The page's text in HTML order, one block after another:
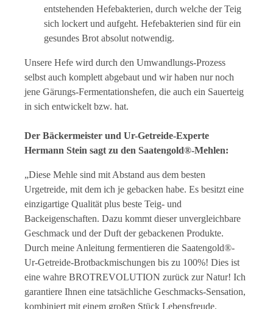
entstehenden Hefebakterien, durch welche der Teig
sich lockert und aufgeht. Hefebakterien sind für ein
gesundes Brot absolut notwendig.
Unsere Hefe wird durch den Umwandlungs-Prozess
selbst auch komplett abgebaut und wir haben nur noch
jene Gärungs-Fermentationshefen, die auch ein Sauerteig
in sich entwickelt bzw. hat.
Der Bäckermeister und Ur-Getreide-Experte
Hermann Stein sagt zu den Saatengold®-Mehlen:
„Diese Mehle sind mit Abstand aus dem besten
Urgetreide, mit dem ich je gebacken habe. Es besitzt eine
einzigartige Qualität plus beste Teig- und
Backeigenschaften. Dazu kommt dieser unvergleichbare
Geschmack und der Duft der gebackenen Produkte.
Durch meine Anleitung fermentieren die Saatengold®-
Ur-Getreide-Brotbackmischungen bis zu 100%! Dies ist
eine wahre BROTREVOLUTION zurück zur Natur! Ich
garantiere Ihnen eine tatsächliche Geschmacks-Sensation,
kombiniert mit einem großen Stück Lebensfreude.